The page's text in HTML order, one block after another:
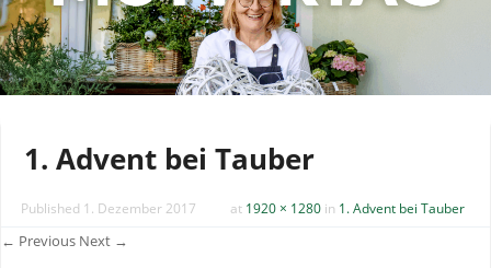
1. Advent bei Tauber
Published 1. Dezember 2017 at 1920 × 1280 in 1. Advent bei Tauber
← Previous Next →